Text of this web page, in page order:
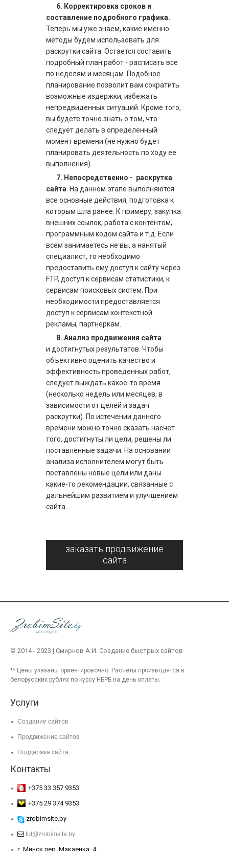
6. Корректировка сроков и
составление подробного графика.
Теперь мы уже знаем, какие именно
методы будем использовать для
раскрутки сайта. Остается составить
подробный план работ - расписать все
по неделям и месяцам. Подобное
планирование позволит вам сократить
возможные издержки, избежать
непредвиденных ситуаций. Кроме того,
вы будете точно знать о том, что
следует делать в определенный
момент времени (не нужно будет
планировать деятельность по ходу ее
выполнения).
7. Непосредственно - раскрутка
сайта . На данном этапе выполняются
все основные действия, подготовка к
которым шла ранее. К примеру, закупка
внешних ссылок, работа с контентом,
программным кодом сайта и т.д. Если
всем занимаетесь не вы, а нанятый
специалист, то необходимо
предоставить ему доступ к сайту через
FTP, доступ к сервисам статистики, к
сервисам поисковых систем. При
необходимости предоставляется
доступ к сервисам контекстной
рекламы, партнеркам.
8. Анализ продвижения сайта
и достигнутых результатов. Чтобы
объективно оценить качество и
эффективность проведенных работ,
следует выждать какое-то время
(несколько недель или месяцев, в
зависимости от целей и задач
раскрутки). По истечении данного
времени можно точно сказать насчет
того, достигнуты ли цели, решены ли
поставленные задачи. На основании
анализа исполнителем могут быть
поставлены новые цели или даны
какие-то рекомендации, связанные с
дальнейшим развитием и улучшением
сайта.
заказать продвижение
сайта
© 2014 - 2023 | Смирнов А.И. Создание быстрых сайтов
** Цены указаны ориентировочно. Расчеты производятся в
белорусских рублях по курсу НБРБ на день оплаты.
Услуги
Создание сайтов
Продвижение сайтов
Поддержка сайта
Контакты
+375 33 357 9353
+375 29 374 9353
zrobimsite.by
tut@zrobimsite.by
г. Минск пер. Макаенка, 4.